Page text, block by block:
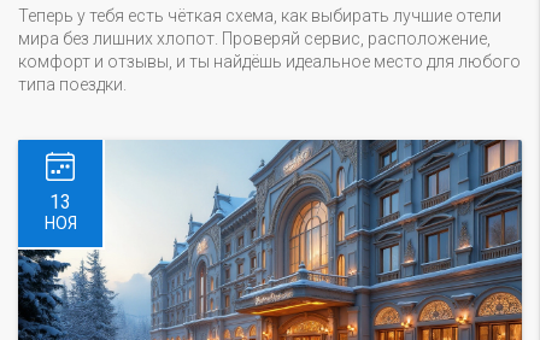
Теперь у тебя есть чёткая схема, как выбирать лучшие отели
мира без лишних хлопот. Проверяй сервис, расположение,
комфорт и отзывы, и ты найдёшь идеальное место для любого
типа поездки.
13
НОЯ